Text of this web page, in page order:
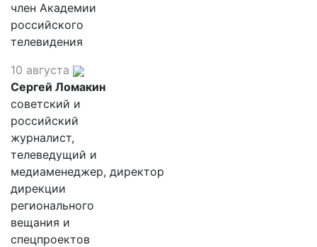
член Академии
российского
телевидения
10 августа
Сергей Ломакин
советский и
российский
журналист,
телеведущий и
медиаменеджер, директор
дирекции
регионального
вещания и
спецпроектов